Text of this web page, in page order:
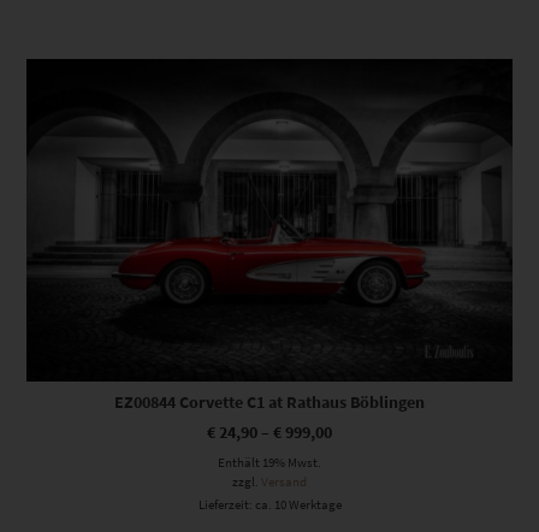
Dieses Produkt weist mehrere Varianten auf. Die Optionen können auf der Produktseite gewählt werden
EZ00844 Corvette C1 at Rathaus Böblingen
€ 24,90 – € 999,00
Enthält 19% Mwst.
zzgl. Versand
Lieferzeit: ca. 10 Werktage